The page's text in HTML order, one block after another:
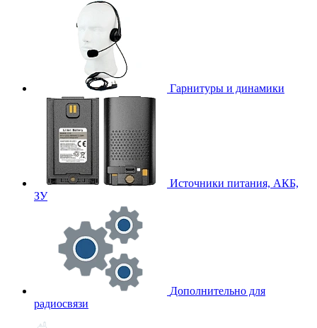
Гарнитуры и динамики
Источники питания, АКБ,
ЗУ
Дополнительно для
радиосвязи